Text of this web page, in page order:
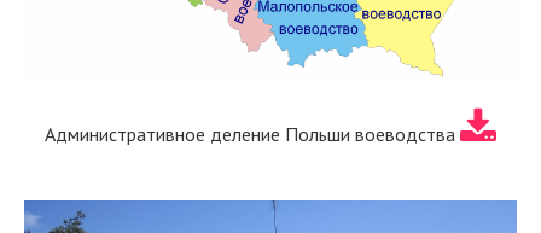
Административное деление Польши воеводства